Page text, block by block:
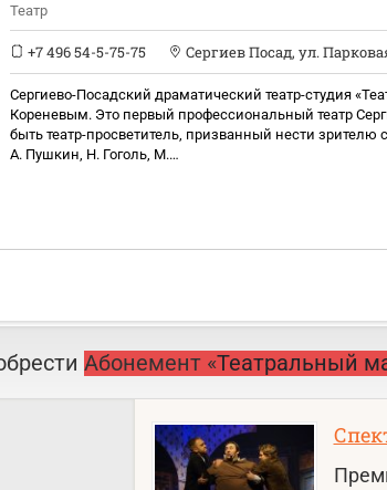
Театр
+7 496 54-5-75-75 Сергиев Посад, ул.
Сергиево-Посадский драматический театр-студия
Кореневым. Это первый профессиональный театр
быть театр-просветитель, призванный нести зрителю
А. Пушкин, Н. Гоголь, М.…
Абонемент «Театральный